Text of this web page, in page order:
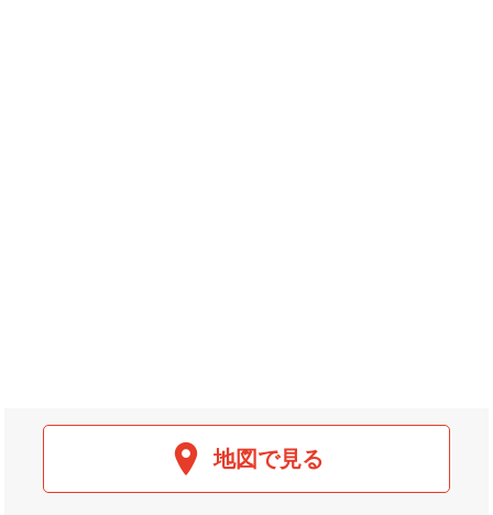
地図で見る